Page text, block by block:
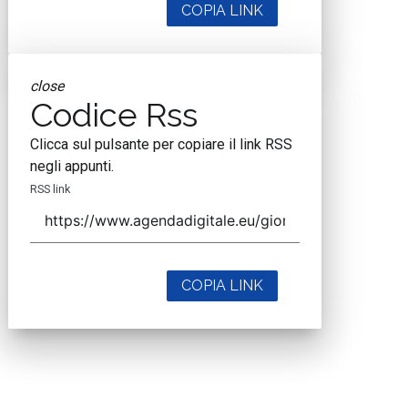
COPIA LINK
close
Codice Rss
Clicca sul pulsante per copiare il link RSS
negli appunti.
RSS link
COPIA LINK